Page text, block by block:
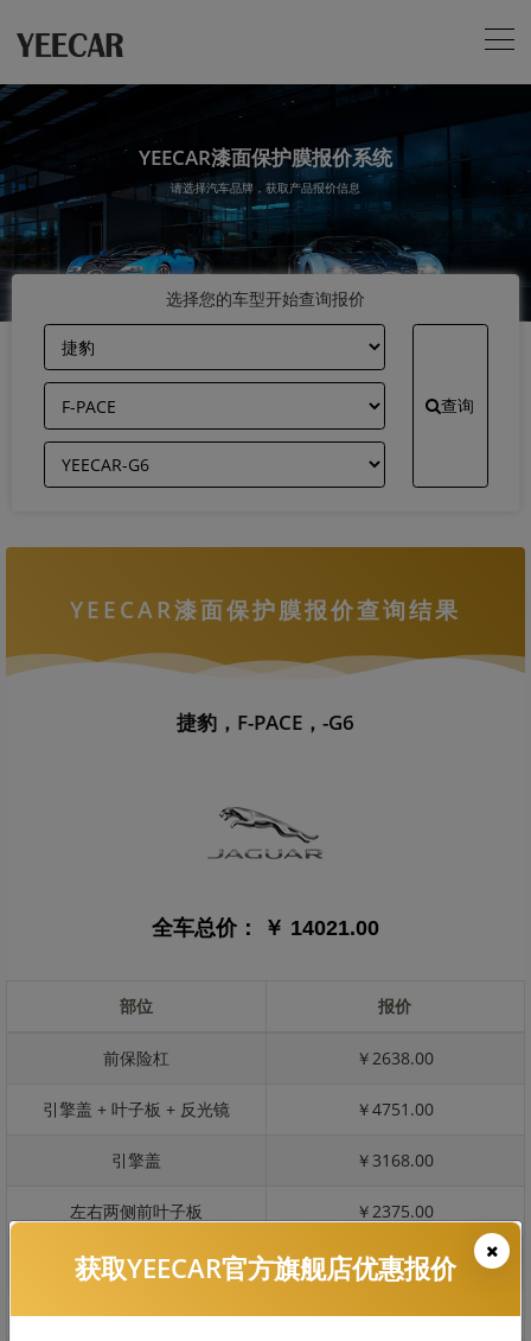
YEECAR漆面保护膜报价系统
请选择汽车品牌，获取产品报价信息
选择您的车型开始查询报价
查询
YEECAR漆面保护膜报价查询结果
捷豹，F-PACE，-G6
全车总价： ￥ 14021.00
部位 报价
前保险杠 ￥2638.00
引擎盖 + 叶子板 + 反光镜 ￥4751.00
引擎盖 ￥3168.00
左右两侧前叶子板 ￥2375.00
反光镜 ￥475.00
后保险杠 ￥2455.00
获取YEECAR官方旗舰店优惠报价